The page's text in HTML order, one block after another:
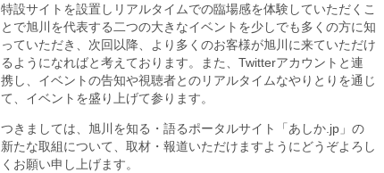
特設サイトを設置しリアルタイムでの臨場感を体験していただくこ
とで旭川を代表する二つの大きなイベントを少しでも多くの方に知
っていただき、次回以降、より多くのお客様が旭川に来ていただけ
るようになればと考えております。また、Twitterアカウントと連
携し、イベントの告知や視聴者とのリアルタイムなやりとりを通じ
て、イベントを盛り上げて参ります。
つきましては、旭川を知る・語るポータルサイト「あしか.jp」の
新たな取組について、取材・報道いただけますようにどうぞよろし
くお願い申し上げます。